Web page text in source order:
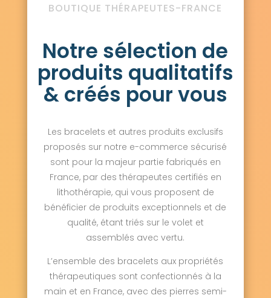
BOUTIQUE THÉRAPEUTES-FRANCE
Notre sélection de
produits qualitatifs
& créés pour vous
Les bracelets et autres produits exclusifs
proposés sur notre e-commerce sécurisé
sont pour la majeur partie fabriqués en
France, par des thérapeutes certifiés en
lithothérapie, qui vous proposent de
bénéficier de produits exceptionnels et de
qualité, étant triés sur le volet et
assemblés avec vertu.
L’ensemble des bracelets aux propriétés
thérapeutiques sont confectionnés à la
main et en France, avec des pierres semi-